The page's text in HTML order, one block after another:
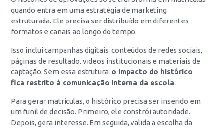
quando entra em uma estratégia de marketing
estruturada. Ele precisa ser distribuído em diferentes
formatos e canais ao longo do tempo.
Isso inclui campanhas digitais, conteúdos de redes sociais,
páginas de resultado, vídeos institucionais e materiais de
captação. Sem essa estrutura, o impacto do histórico
fica restrito à comunicação interna da escola.
Para gerar matrículas, o histórico precisa ser inserido em
um funil de decisão. Primeiro, ele constrói autoridade.
Depois, gera interesse. Em seguida, valida a escolha da